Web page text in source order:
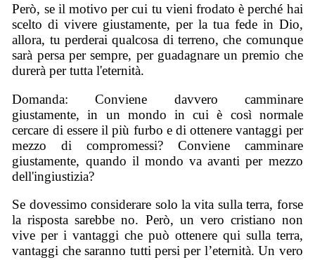
Però, se il motivo per cui tu vieni frodato è perché hai
scelto di vivere giustamente, per la tua fede in Dio,
allora, tu perderai qualcosa di terreno, che comunque
sarà persa per sempre, per guadagnare un premio che
durerà per tutta l'eternità.
Domanda: Conviene davvero camminare
giustamente, in un mondo in cui è così normale
cercare di essere il più furbo e di ottenere vantaggi per
mezzo di compromessi? Conviene camminare
giustamente, quando il mondo va avanti per mezzo
dell'ingiustizia?
Se dovessimo considerare solo la vita sulla terra, forse
la risposta sarebbe no. Però, un vero cristiano non
vive per i vantaggi che può ottenere qui sulla terra,
vantaggi che saranno tutti persi per l’eternità. Un vero